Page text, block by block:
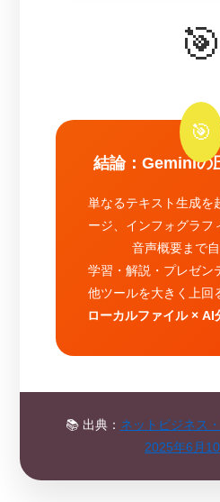
🎯
結論：Geminiの
単なるテキスト生成を
ージ、インフォグラフ
音声概要まで自
学習・解説・プレゼン
他ツールを大きく上回
ローカルファイル × AI
📚 出典： ネットビジネス
2025年6月